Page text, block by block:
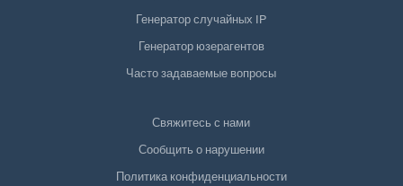
Генератор случайных IP
Генератор юзерагентов
Часто задаваемые вопросы
Свяжитесь с нами
Сообщить о нарушении
Политика конфиденциальности